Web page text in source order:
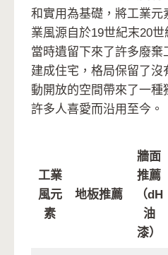
和實用為基礎，將工業元
業風源自於19世紀末20世
當時遺留下來了許多廢
建成住宅，格局保留了沒
動開放的空間帶來了一種
許多人喜愛而沿用至今。
工業
風元
素
地板推薦
牆面
推薦
（dH
油
漆）